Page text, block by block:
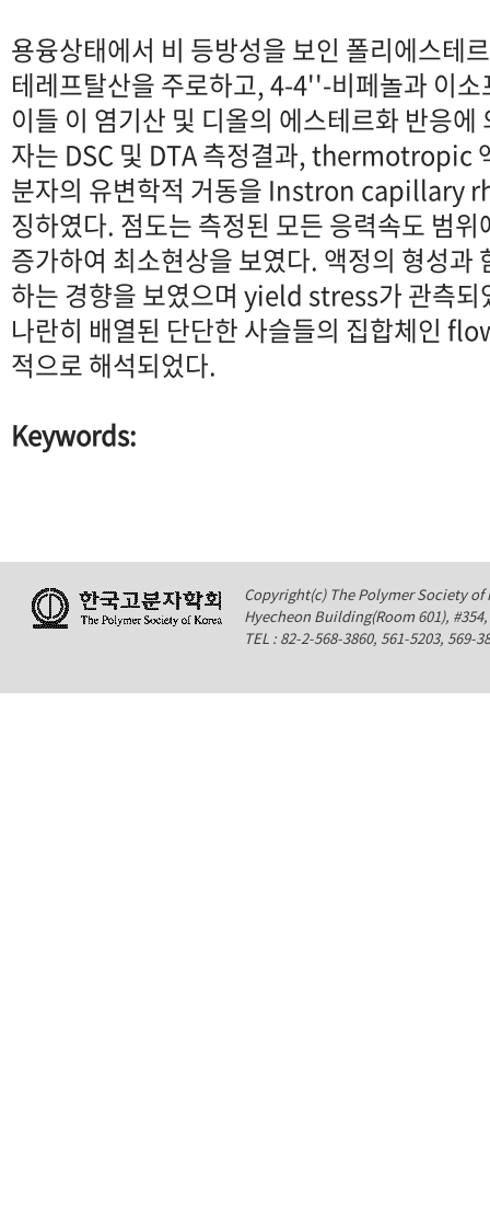
용융상태에서 비 등방성을 보인 폴리에스테
테레프탈산을 주로하고, 4-4''-비페놀과 이
이들 이 염기산 및 디올의 에스테르화 반응
자는 DSC 및 DTA 측정결과, thermotropic
분자의 유변학적 거동을 Instron capillary
징하였다. 점도는 측정된 모든 응력속도 범
증가하여 최소현상을 보였다. 액정의 형성
하는 경향을 보였으며 yield stress가 관측되
나란히 배열된 단단한 사슬들의 집합체인
적으로 해석되었다.
Keywords:
Copyright(c) The Polymer Society of
Hyecheon Building(Room 601),
TEL : 82-2-568-3860, 561-5203,